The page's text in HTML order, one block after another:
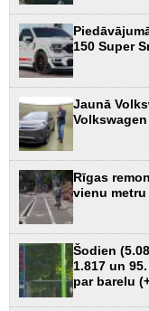
150 Super
Jaunā
Volkswagen
Rīgas
vienu metru
Šodien
1.817 un
par barelu